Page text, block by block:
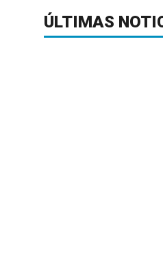
ÚLTIMAS